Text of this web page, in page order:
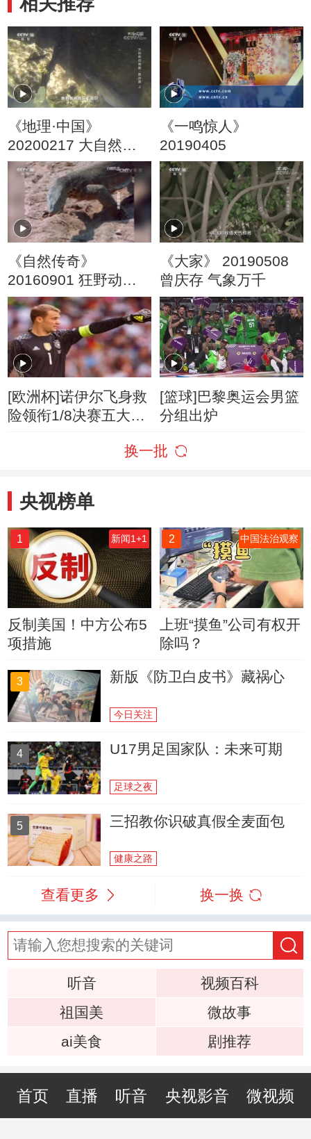
《地理·中国》
20200217 大自然的
奇景·鱼谷洞 上
《一鸣惊人》
20190405
《自然传奇》
20160901 狂野动物
秀
《大家》 20190508
曾庆存 气象万千
[欧洲杯]诺伊尔飞身救
险领衔1/8决赛五大扑
[篮球]巴黎奥运会男篮
分组出炉
换一批
央视榜单
1 新闻1+1
反制美国！中方公布5
项措施
2 中国法治观察
上班“摸鱼”公司有权开
除吗？
3 新版《防卫白皮书》藏祸心
今日关注
4 U17男足国家队：未来可期
足球之夜
5 三招教你识破真假全麦面包
健康之路
查看更多 换一换
听音
视频百科
祖国美
微故事
ai美食
剧推荐
首页 直播 听音 央视影音 微视频